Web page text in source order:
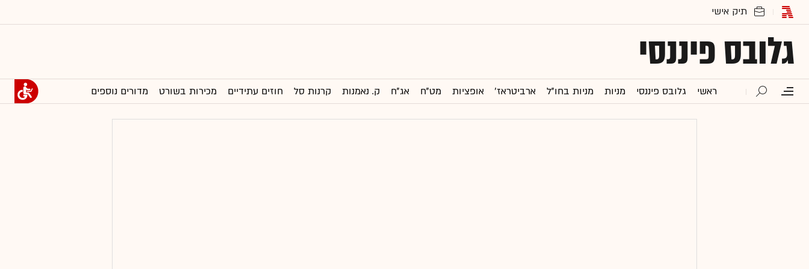
גלובס פיננסי
ראשי גלובס פיננסי מניות מניות בחו"ל ארביטראז' אופציות מט"ח אג"ח ק. נאמנות קרנות סל חוזים עתידיים מכירות בשורט מדורים נוספים